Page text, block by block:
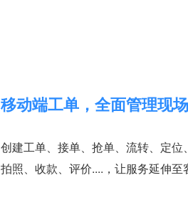
移动端工单，全面管理现
创建工单、接单、抢单、流转、定位
拍照、收款、评价....，让服务延伸至